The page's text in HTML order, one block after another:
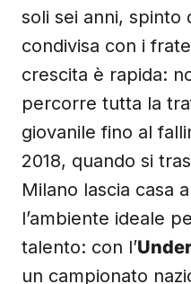
soli sei anni, spinto
condivisa con i
crescita è rapida:
percorre tutta la
giovanile fino al
2018, quando si
Milano lascia casa
l’ambiente ideale
talento: con l’
un campionato